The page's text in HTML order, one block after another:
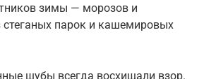
зимы — морозов и
парок и кашемировых
шубы всегда восхищали взор.